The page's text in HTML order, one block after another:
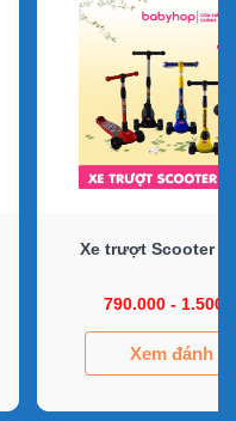
Xe trượt Scooter
790.000 -
Xem đánh